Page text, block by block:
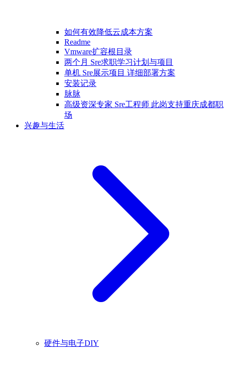
如何有效降低云成本方案
Readme
Vmware扩容根目录
两个月 Sre求职学习计划与项目
单机 Sre展示项目 详细部署方案
安装记录
脉脉
高级资深专家 Sre工程师 此岗支持重庆成都职
场
兴趣与生活
硬件与电子DIY